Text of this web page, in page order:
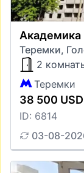
Академика
Теремки,
2
Теремки
38 500 USD
ID: 6814
03-08-